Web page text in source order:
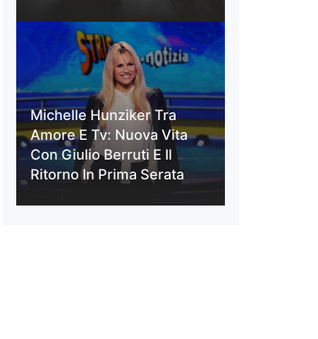
Michelle Hunziker Tra
Amore E Tv: Nuova Vita
Con Giulio Berruti E Il
Ritorno In Prima Serata